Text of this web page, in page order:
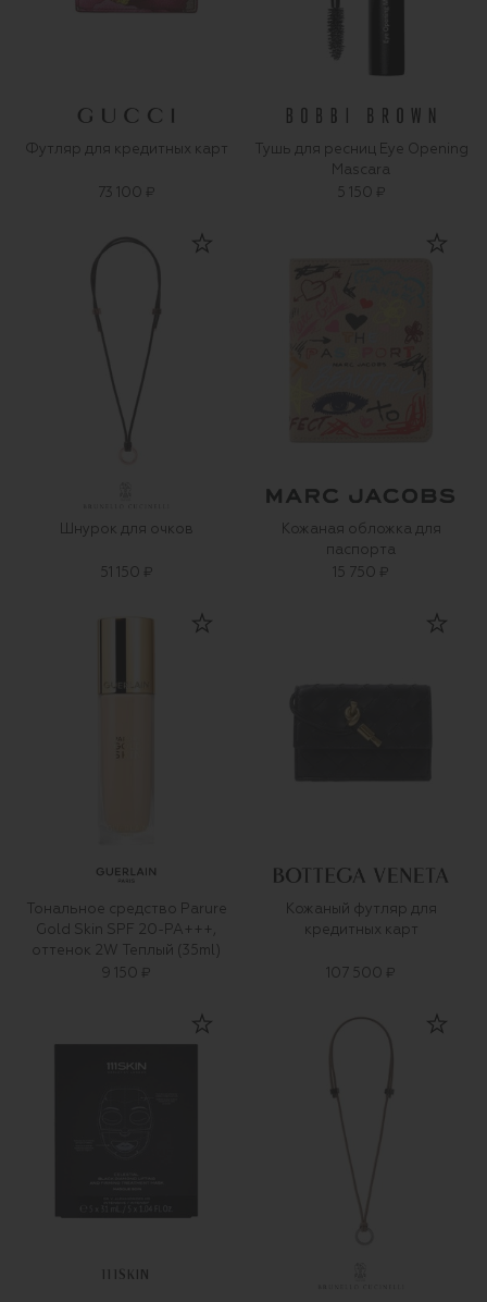
Футляр для кредитных карт
73 100 ₽
Тушь для ресниц Eye Opening
Mascara
5 150 ₽
Шнурок для очков
51 150 ₽
Кожаная обложка для
паспорта
15 750 ₽
Тональное средство Parure
Gold Skin SPF 20-PA+++,
оттенок 2W Теплый (35ml)
9 150 ₽
Кожаный футляр для
кредитных карт
107 500 ₽
111SKIN